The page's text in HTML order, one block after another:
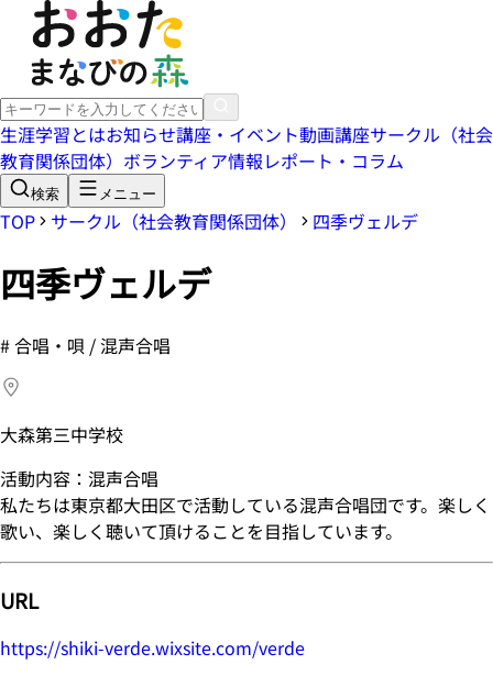
生涯学習とはお知らせ講座・イベント動画講座サークル（社会
教育関係団体） ボランティア情報レポート・コラム
検索 メニュー
TOP サークル（社会教育関係団体） 四季ヴェルデ
四季ヴェルデ
#合唱・唄 / 混声合唱
大森第三中学校
活動内容：混声合唱
私たちは東京都大田区で活動している混声合唱団です。楽しく
歌い、楽しく聴いて頂けることを目指しています。
URL
https://shiki-verde.wixsite.com/verde